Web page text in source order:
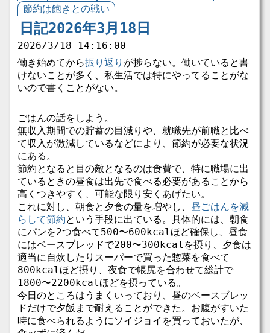
節約は飽きとの戦い
日記2026年3月18日
2026/3/18 14:16:00
働き始めてから振り返り が捗らない。働いていると書
けないことが多く、私生活では特にやってることがな
いので書くことがない。
ごはんの話をしよう。
無収入期間での貯蓄の目減りや、就職先が前職と比べ
て収入が激減しているなどにより、節約が必要な状況
にある。
節約となると目の敵となるのは食費で、特に職場に出
ているときの昼食は出先で食べる必要があることから
高くつきやすく、可能な限り安くあげたい。
これに対し、朝食と夕食の量を増やし、 昼ごはんを減
らして節約という手段に出ている。具体的には、朝食
にパンを2つ食べて500〜600kcalほど確保し、昼食
にはベースブレッドで200〜300kcalを摂り、夕食は
適当に自炊したりスーパーで買った惣菜を食べて
800kcalほど摂り、夜食で帳尻を合わせて総計で
1800〜2200kcalほどを摂っている。
今日のところはうまくいっており、昼のベースブレッ
ドだけで夕飯まで耐えることができた。お腹がすいた
時に食べられるようにソイジョイを買っておいたが、